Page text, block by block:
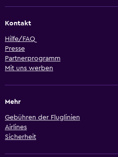
Kontakt
Hilfe/FAQ
Presse
Partnerprogramm
Mit uns werben
Mehr
Gebühren der Fluglinien
Airlines
Sicherheit